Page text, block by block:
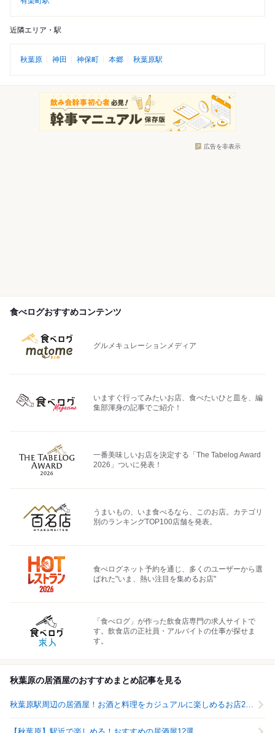
近隣エリア・駅
秋葉原 神田 神保町 本郷 秋葉原駅
広告を非表示
食べログおすすめコンテンツ
グルメキュレーションメディア
いますぐ行ってみたいお店、食べたいひと皿を、編
集部渾身の記事でご紹介！
一番美味しいお店を決定する「The Tabelog Award
2026」ついに発表！
うまいもの、いま食べるなら、このお店。カテゴリ
別のランキングTOP100店舗を発表。
食べログネット予約を通じ、多くのユーザーから選
ばれた"いま、熱い注目を集めるお店"
「食べログ」が作った飲食店専門の求人サイトで
す。飲食店の正社員・アルバイトの仕事が探せま
す。
秋葉原の居酒屋のおすすめまとめ記事を見る
秋葉原駅周辺の居酒屋！お酒と料理をカジュアルに楽しめるお店20選